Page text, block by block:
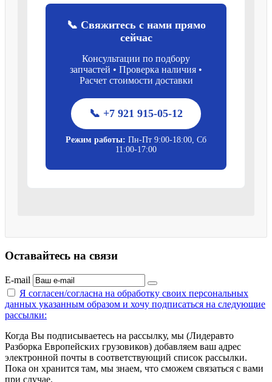
📞 Свяжитесь с нами прямо
сейчас
Консультации по подбору
запчастей • Проверка наличия •
Расчет стоимости доставки
📞 +7 921 915-05-12
Режим работы: Пн-Пт 9:00-18:00, Сб
11:00-17:00
Оставайтесь на связи
E-mail
Я согласен/согласна на обработку своих персональных
данных указанным образом и хочу подписаться на следующие
рассылки:
Когда Вы подписываетесь на рассылку, мы (Лидеравто
Разборка Европейских грузовиков) добавляем ваш адрес
электронной почты в соответствующий список рассылки.
Пока он хранится там, мы знаем, что сможем связаться с вами
при случае.